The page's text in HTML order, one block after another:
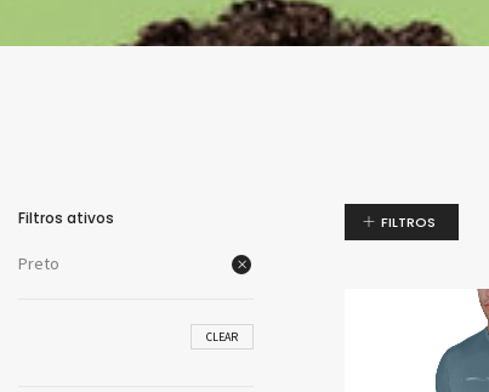
FILTROS
Filtros ativos
Preto
CLEAR